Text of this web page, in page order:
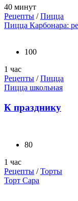
40 минут
Рецепты /Пицца
Пицца Карбонара:
100
1 час
Рецепты /Пицца
Пицца школьная
К празднику
80
1 час
Рецепты /Торты
Торт Сара